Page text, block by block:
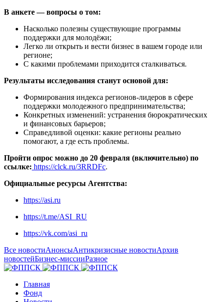
В анкете — вопросы о том:
Насколько полезны существующие программы
поддержки для молодёжи;
Легко ли открыть и вести бизнес в вашем городе или
регионе;
С какими проблемами приходится сталкиваться.
Результаты исследования станут основой для:
Формирования индекса регионов-лидеров в сфере
поддержки молодежного предпринимательства;
Конкретных изменений: устранения бюрократических
и финансовых барьеров;
Справедливой оценки: какие регионы реально
помогают, а где есть проблемы.
Пройти опрос можно до 20 февраля (включительно) по
ссылке: https://clck.ru/3RRDFc.
Официальные ресурсы Агентства:
https://asi.ru
https://t.me/ASI_RU
https://vk.com/asi_ru
Все новостиАнонсыАнтикризисные новостиАрхив
новостейБизнес-миссииРазное
Главная
Фонд